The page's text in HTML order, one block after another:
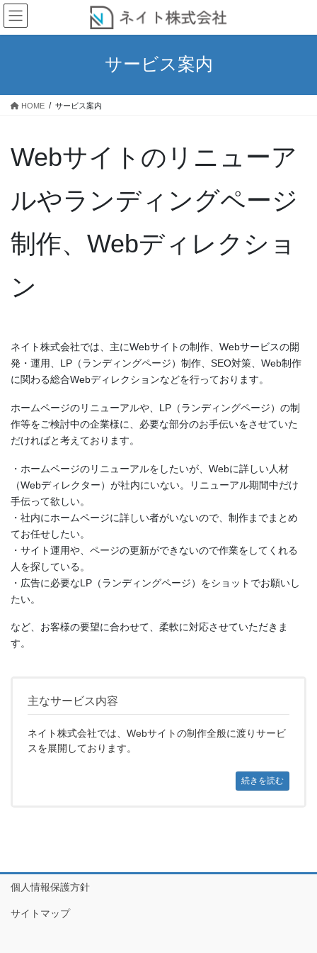
コ
ン
テ
ス
ナ
ビ
ゲ
ン
サービス案内
HOME サービス案内
Webサイトのリニューア
ルやランディングページ
制作、Webディレクショ
ン
ネイト株式会社では、主にWebサイトの制作、Webサービスの開
発・運用、LP（ランディングページ）制作、SEO対策、Web制作
に関わる総合Webディレクションなどを行っております。
ホームページのリニューアルや、LP（ランディングページ）の制
作等をご検討中の企業様に、必要な部分のお手伝いをさせていた
だければと考えております。
・ホームページのリニューアルをしたいが、Webに詳しい人材
（Webディレクター）が社内にいない。リニューアル期間中だけ
手伝って欲しい。
・社内にホームページに詳しい者がいないので、制作までまとめ
てお任せしたい。
・サイト運用や、ページの更新ができないので作業をしてくれる
人を探している。
・広告に必要なLP（ランディングページ）をショットでお願いし
たい。
など、お客様の要望に合わせて、柔軟に対応させていただきま
す。
主なサービス内容
ネイト株式会社では、Webサイトの制作全般に渡りサービ
スを展開しております。
続きを読む
個人情報保護方針
サイトマップ